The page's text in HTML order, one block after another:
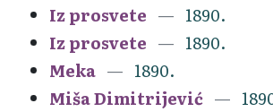
Iz prosvete
1890.
Iz prosvete
1890.
Meka
1890.
Miša Dimitrijević